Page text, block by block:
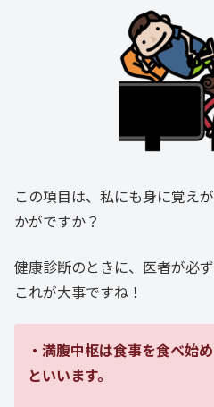
この項目は、私にも身に覚え
かがですか？
健康診断のときに、医者が必
これが大事ですね！
・満腹中枢は食事を食べ始
といいます。